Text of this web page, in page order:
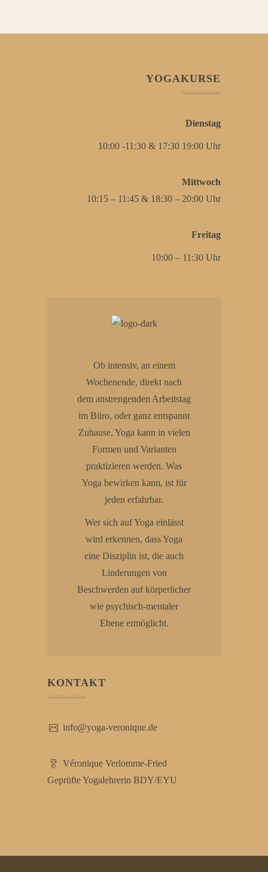
YOGAKURSE
Dienstag
10:00 -11:30 & 17:30 19:00 Uhr
Mittwoch
10:15 – 11:45 & 18:30 – 20:00 Uhr
Freitag
10:00 – 11:30 Uhr
Ob intensiv, an einem
Wochenende, direkt nach
dem anstrengenden Arbeitstag
im Büro, oder ganz entspannt
Zuhause, Yoga kann in vielen
Formen und Varianten
praktizieren werden. Was
Yoga bewirken kann, ist für
jeden erfahrbar.
Wer sich auf Yoga einlässt
wird erkennen, dass Yoga
eine Disziplin ist, die auch
Linderungen von
Beschwerden auf körperlicher
wie psychisch-mentaler
Ebene ermöglicht.
KONTAKT
info@yoga-veronique.de
Véronique Verlomme-Fried
Geprüfte Yogalehrerin BDY/EYU